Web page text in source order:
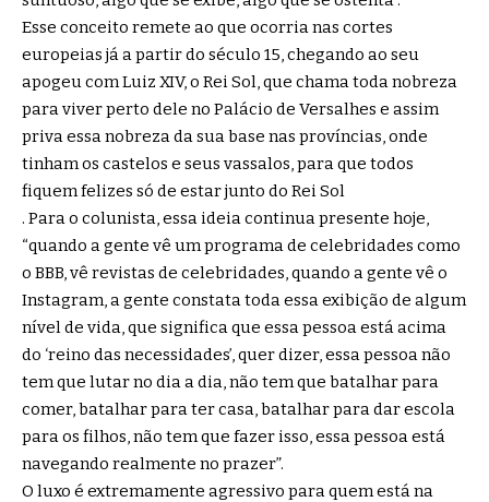
Esse conceito remete ao que ocorria nas cortes
europeias já a partir do século 15, chegando ao seu
apogeu com Luiz XIV, o Rei Sol, que chama toda nobreza
para viver perto dele no Palácio de Versalhes e assim
priva essa nobreza da sua base nas províncias, onde
tinham os castelos e seus vassalos, para que todos
fiquem felizes só de estar junto do Rei Sol
. Para o colunista, essa ideia continua presente hoje,
“quando a gente vê um programa de celebridades como
o BBB, vê revistas de celebridades, quando a gente vê o
Instagram, a gente constata toda essa exibição de algum
nível de vida, que significa que essa pessoa está acima
do ‘reino das necessidades’, quer dizer, essa pessoa não
tem que lutar no dia a dia, não tem que batalhar para
comer, batalhar para ter casa, batalhar para dar escola
para os filhos, não tem que fazer isso, essa pessoa está
navegando realmente no prazer”.
O luxo é extremamente agressivo para quem está na